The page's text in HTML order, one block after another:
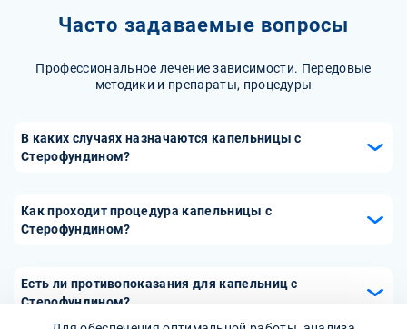
Часто задаваемые вопросы
Профессиональное лечение зависимости. Передовые
методики и препараты, процедуры
В каких случаях назначаются капельницы с
Стерофундином?
состояниях, сопровождающихся потерей жидкости, таких
как тяжелые ожоги, травмы, послеоперационный период
Как проходит процедура капельницы с
Стерофундином?
условиях стационара или специализированных
медицинских учреждений. Медицинский персонал
устанавливает капельницу, определяет необходимую
Есть ли противопоказания для капельниц с
Стерофундином?